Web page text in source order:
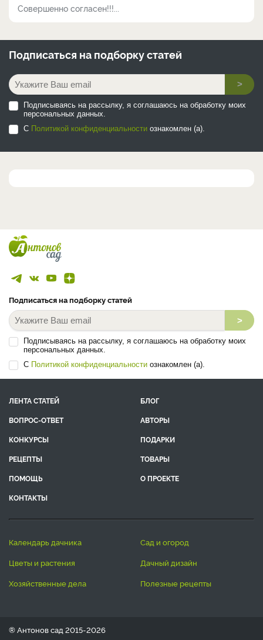
Совершенно согласен!!!...
Подписаться на подборку статей
>
Подписываясь на рассылку, я соглашаюсь на обработку моих
персональных данных.
С Политикой конфиденциальности ознакомлен (а).
Подписаться на подборку статей
>
Подписываясь на рассылку, я соглашаюсь на обработку моих
персональных данных.
С Политикой конфиденциальности ознакомлен (а).
ЛЕНТА СТАТЕЙ
БЛОГ
ВОПРОС-ОТВЕТ
АВТОРЫ
КОНКУРСЫ
ПОДАРКИ
РЕЦЕПТЫ
ТОВАРЫ
ПОМОЩЬ
О ПРОЕКТЕ
КОНТАКТЫ
календарь дачника
сад и огород
цветы и растения
дачный дизайн
хозяйственные дела
полезные рецепты
® Антонов сад 2015-2026